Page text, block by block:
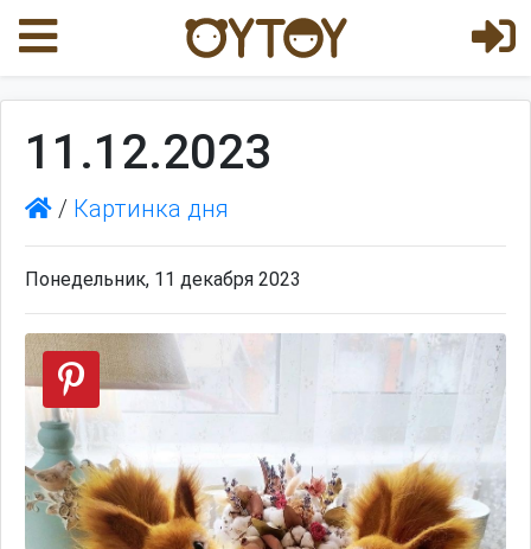
11.12.2023
/ Картинка дня
Понедельник, 11 декабря 2023